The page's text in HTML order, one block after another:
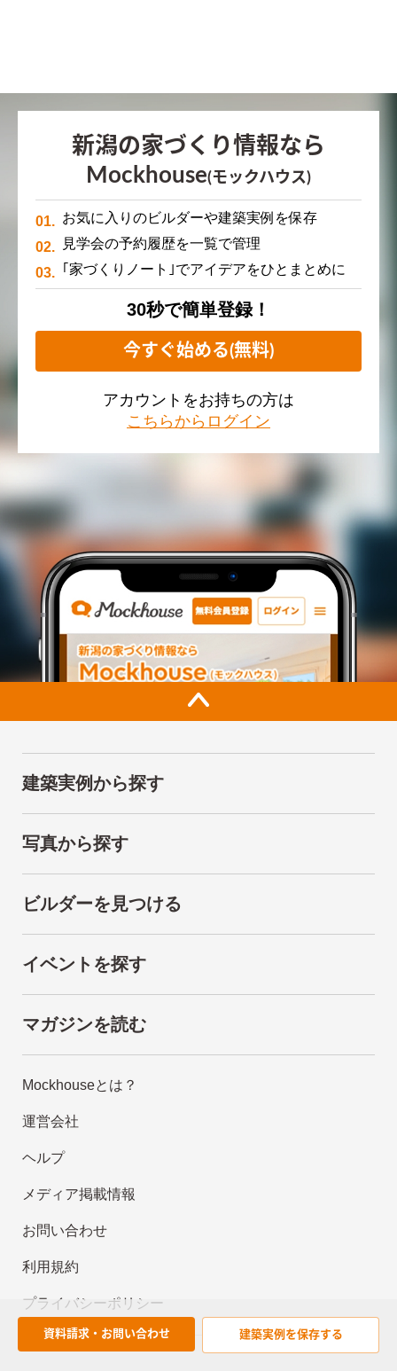
資料請求・お問い合わせ 建築実例を保存する
新潟の家づくり情報なら
Mockhouse(モックハウス)
お気に入りのビルダーや建築実例を保存
見学会の予約履歴を一覧で管理
｢家づくりノート｣でアイデアをひとまとめに
30秒で簡単登録！
今すぐ始める(無料)
アカウントをお持ちの方は
こちらからログイン
建築実例から探す
写真から探す
ビルダーを見つける
イベントを探す
マガジンを読む
Mockhouseとは？
運営会社
ヘルプ
メディア掲載情報
お問い合わせ
利用規約
プライバシーポリシー